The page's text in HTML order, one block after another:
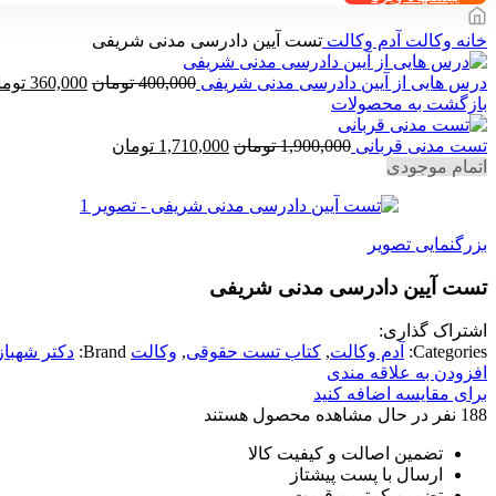
خانه وکالت آدم وکالت تست آیین دادرسی مدنی شریفی
درس هایی از آیین دادرسی مدنی شریفی 400,000 تومان قیمت
360,000
بازگشت به محصولات
تست مدنی قربانی 1,900,000 تومان قیمت
بود.
1,710,000 تومان
است.
اتمام موجودی
بزرگنمایی تصویر
تست آیین دادرسی مدنی شریفی
اشتراک گذاری:
Categories:
آدم وکالت, کتاب تست حقوقی, وکالت Brand: دکتر
افزودن به علاقه مندی
برای مقایسه اضافه کنید
188 نفر در حال مشاهده محصول هستند
تضمین اصالت و کیفیت کالا
ارسال با پست پیشتاز